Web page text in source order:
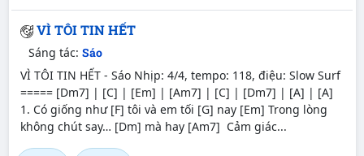
VÌ TÔI TIN HẾT
Sáng tác: Sáo
VÌ TÔI TIN HẾT - Sáo Nhịp: 4/4, tempo: 118, điệu: Slow Surf
===== [Dm7] | [C] | [Em] | [Am7] | [C] | [Dm7] | [A] | [A]
1. Có giống như [F] tôi và em tối [G] nay [Em] Trong lòng
không chút say… [Dm] mà hay [Am7] Cảm giác...